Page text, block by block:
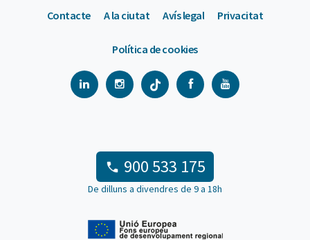
Contacte A la ciutat Avís legal Privacitat
Política de cookies
900 533 175
De dilluns a divendres de 9 a 18h